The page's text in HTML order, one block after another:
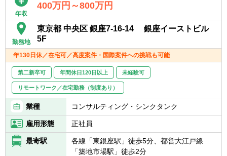
た、事例やノウハウを個人・社内に蓄積する
こともできます。
■お客様との距離も近いため、直接反応をう
できます。
■裁量が大きく、経験が浅くても、様々な業
務に挑戦できるので、成長スピードは速いで
す。
クライアントの『顔』が見える仕事がしたい
方
■報告・連絡・相談のコミュニケーションを
しっかり取り、チームワークを大切にする方
■責任をもってやり抜く力のある方。
■自ら計画を立て、実行できる力のある方
■まずは自分でできるところからやってみ
る、という行動力のある方。
■高い専門性をもってお客様の課題解決に向
き合いたいという思いとそのための自己研鑽
を常にできる方。
※1、2年目の業務に追加して以下を対応。
きくなっていきます。
■決算・開示支援業務
■内部統制構築・整備・運用支援業務
■IFRS導入支援業務
■IPO支援業務
■M＆A関連業務（各種デューデリジェンス、
バリュエーション、PMI、PPA等）
■新人メンバー業務のレビュー、新人メンバ
ー育成等（ご本人の要望、特性に応じて）な
ど
年収
400万円～800万円
勤務地
東京都 中央区 銀座7-16-14 銀座イーストビル
5F
年130日休／在宅可／高度案件・国際案件への挑戦も可能
第二新卒可 年間休日120日以上 未経験可
リモートワーク／在宅勤務（制度あり）
業種 コンサルティング・シンクタンク
雇用形態 正社員
最寄駅
各線「東銀座駅」徒歩5分、都営大江戸線
「築地市場駅」徒歩2分